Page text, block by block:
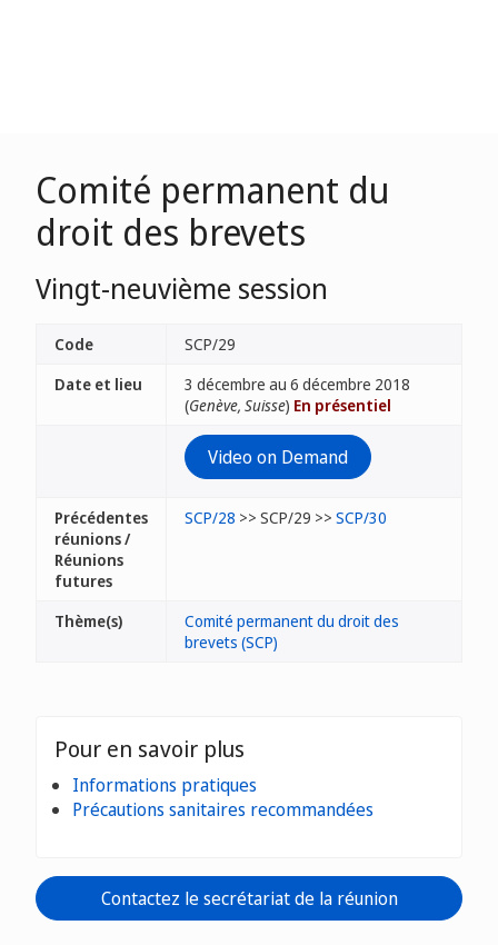
Comité permanent du
droit des brevets
Vingt-neuvième session
Code
SCP/29
Date et lieu
3 décembre au 6 décembre 2018
(Genève, Suisse) En présentiel
Video on Demand
Précédentes
réunions /
Réunions
futures
SCP/28 >> SCP/29 >> SCP/30
Thème(s)
Comité permanent du droit des
brevets (SCP)
Pour en savoir plus
Informations pratiques
Précautions sanitaires recommandées
Contactez le secrétariat de la réunion